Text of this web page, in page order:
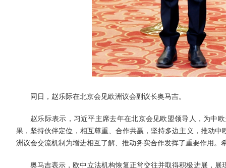
同日，赵乐际在北京会见欧洲议会副议长奥马吉。
赵乐际表示，习近平主席去年在北京会见欧盟领导人，为中
果，坚持伙伴定位，相互尊重、合作共赢，坚持多边主义，推动
洲议会交流机制为增进相互了解、推动务实合作发挥了重要作用
奥马吉表示，欧中立法机构恢复正常交往并取得积极进展，